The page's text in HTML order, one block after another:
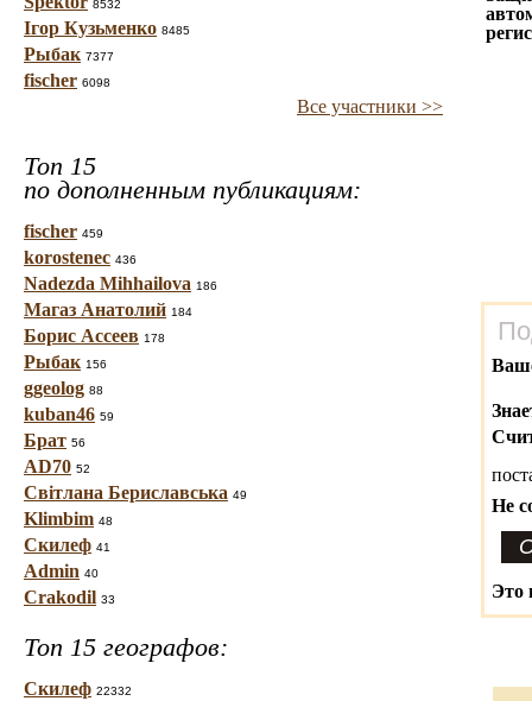
8532
Ігор Кузьменко 8485
Рыбак 7377
fischer 6098
Все участники >>
Топ 15
по дополненным публикациям:
fischer 459
korostenec 436
Nadezda Mihhailova 186
Магаз Анатолий 184
Борис Ассеев 178
Рыбак 156
ggeolog 88
kuban46 59
Брат 56
AD70 52
Світлана Бериславська 49
Klimbim 48
Скилеф 41
Admin 40
Crakodil 33
Топ 15 географов:
Скилеф 22332
Не
Это